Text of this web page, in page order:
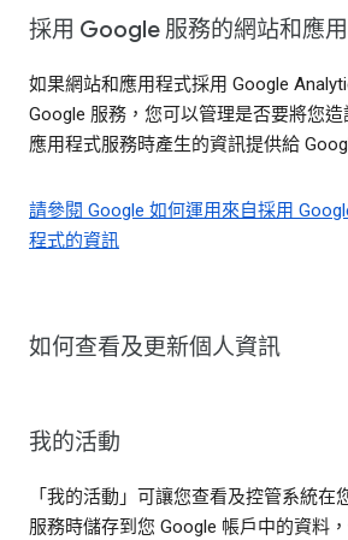
採用 Google 服務的網站和應
如果網站和應用程式採用 Google
Google 服務，您可以管理是否要將您
應用程式服務時產生的資訊提供給
請參閱 Google 如何運用來自採用
程式的資訊
如何查看及更新個人資訊
我的活動
「我的活動」可讓您查看及控管系統在
服務時儲存到您 Google 帳戶中的資料